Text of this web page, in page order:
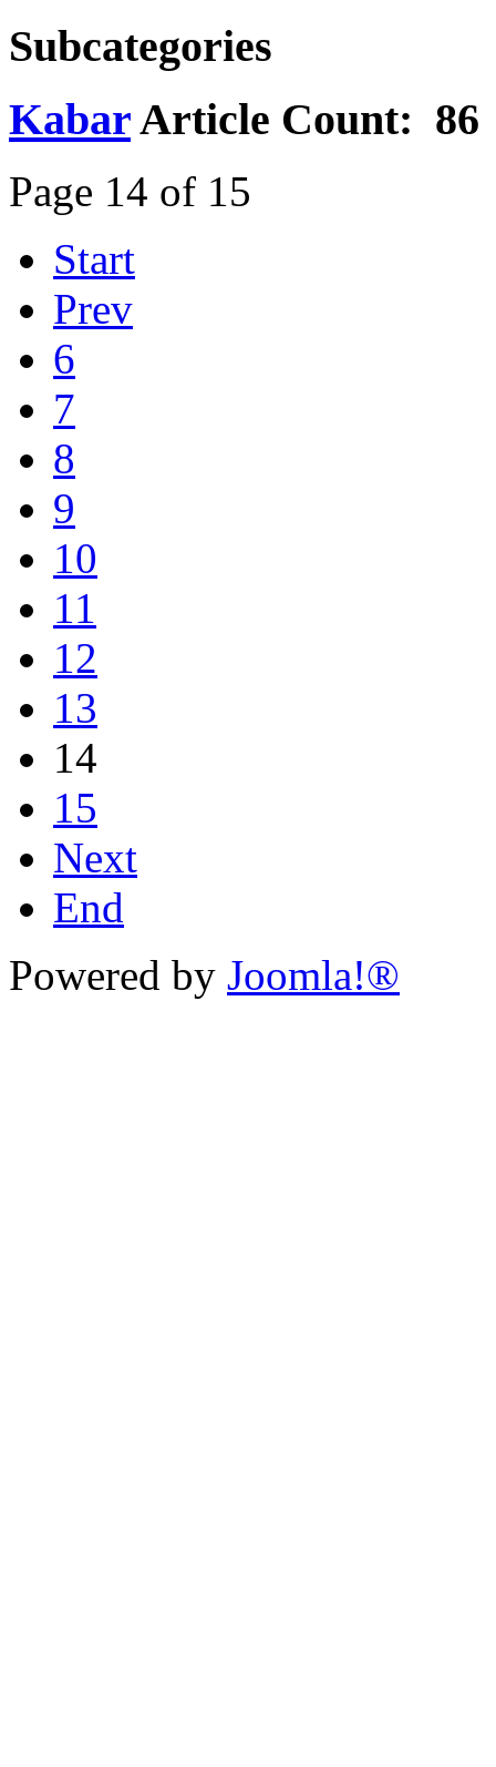
Subcategories
KabarArticle Count: 86
Page 14 of 15
Start
Prev
6
7
8
9
10
11
12
13
14
15
Next
End
Powered by Joomla!®